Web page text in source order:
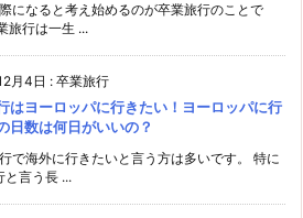
になると考え始めるのが卒業旅行のことで
旅行は一生 ...
月4日 : 卒業旅行
はヨーロッパに行きたい！ヨーロッパに行
日数は何日がいいの？
で海外に行きたいと言う方は多いです。 特に
と言う長 ...